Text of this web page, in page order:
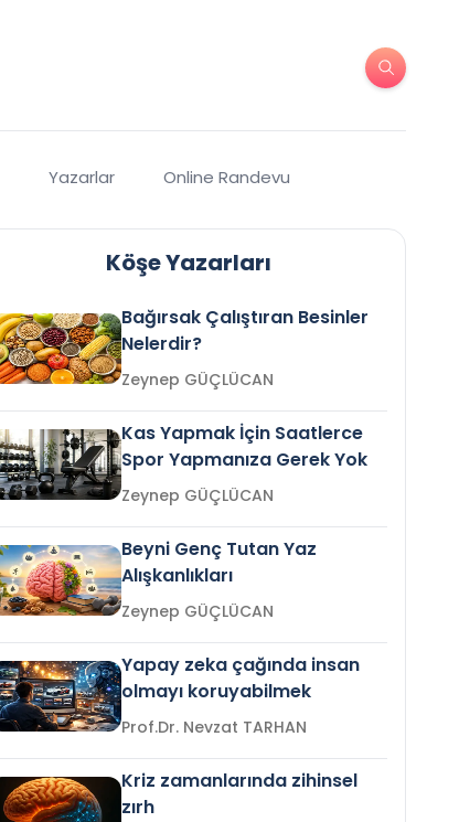
Yazarlar Online Randevu
Köşe Yazarları
Bağırsak Çalıştıran Besinler
Nelerdir?
Zeynep GÜÇLÜCAN
Kas Yapmak İçin Saatlerce
Spor Yapmanıza Gerek Yok
Zeynep GÜÇLÜCAN
Beyni Genç Tutan Yaz
Alışkanlıkları
Zeynep GÜÇLÜCAN
Yapay zeka çağında insan
olmayı koruyabilmek
Prof.Dr. Nevzat TARHAN
Kriz zamanlarında zihinsel
zırh